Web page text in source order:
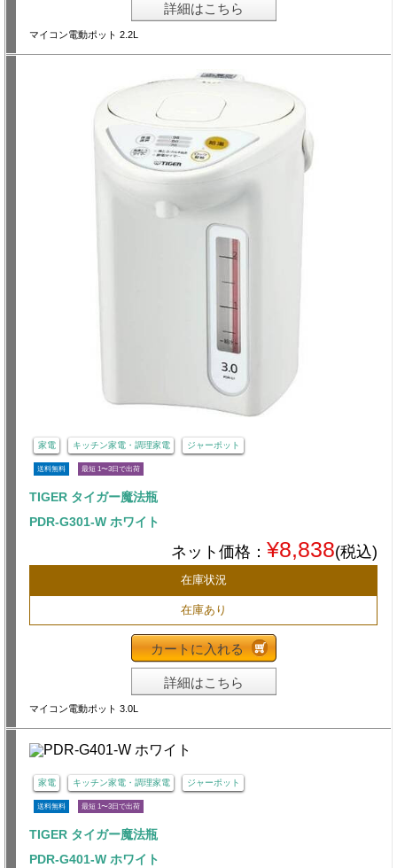
詳細はこちら
マイコン電動ポット 2.2L
家電 キッチン家電・調理家電 ジャーポット
送料無料 最短 1〜3日で出荷
TIGER タイガー魔法瓶
PDR-G301-W ホワイト
ネット価格： ¥8,838(税込)
在庫状況
在庫あり
カートに入れる
詳細はこちら
マイコン電動ポット 3.0L
家電 キッチン家電・調理家電 ジャーポット
送料無料 最短 1〜3日で出荷
TIGER タイガー魔法瓶
PDR-G401-W ホワイト